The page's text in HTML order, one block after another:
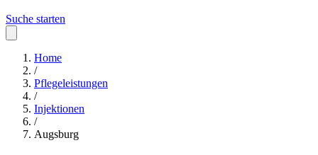
Suche starten
Home
/
Pflegeleistungen
/
Injektionen
/
Augsburg